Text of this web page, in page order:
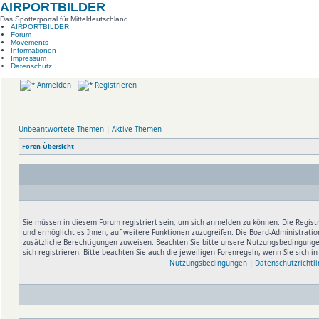
AIRPORTBILDER
Das Spotterportal für Mitteldeutschland
AIRPORTBILDER
Forum
Movements
Informationen
Impressum
Datenschutz
Anmelden Registrieren
Unbeantwortete Themen | Aktive Themen
Foren-Übersicht
Sie müssen in diesem Forum registriert sein, um sich anmelden zu können. Die
und ermöglicht es Ihnen, auf weitere Funktionen zuzugreifen. Die Board-
zusätzliche Berechtigungen zuweisen. Beachten Sie bitte unsere
sich registrieren. Bitte beachten Sie auch die jeweiligen Forenregeln, wenn Sie sich
Nutzungsbedingungen |